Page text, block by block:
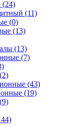
(24)
(11)
(0)
(13)
(13)
(7)
(43)
(19)